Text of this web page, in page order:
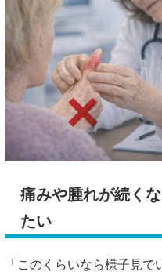
痛みや腫れが続く
たい
「このくらいなら様子見